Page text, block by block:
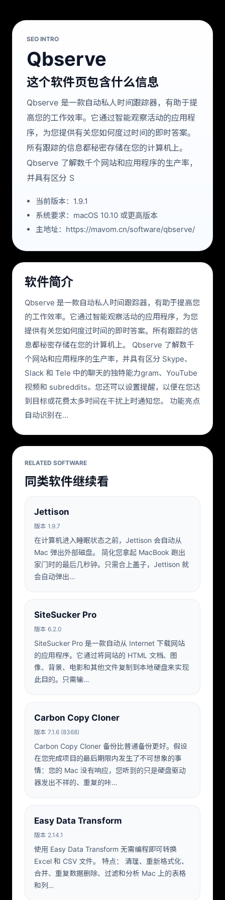
SEO INTRO
Qbserve
这个软件页包含什么信息
Qbserve 是一款自动私人时间跟踪器，有助于提
高您的工作效率。它通过智能观察活动的应用程
序，为您提供有关您如何度过时间的即时答案。
所有跟踪的信息都秘密存储在您的计算机上。
Qbserve 了解数千个网站和应用程序的生产率，
并具有区分 S
当前版本：1.9.1
系统要求：macOS 10.10 或更高版本
主地址：https://mavom.cn/software/qbserve/
软件简介
Qbserve 是一款自动私人时间跟踪器，有助于提高您
的工作效率。它通过智能观察活动的应用程序，为您
提供有关您如何度过时间的即时答案。所有跟踪的信
息都秘密存储在您的计算机上。 Qbserve 了解数千
个网站和应用程序的生产率，并具有区分 Skype、
Slack 和 Tele 中的聊天的独特能力gram、YouTube
视频和 subreddits。您还可以设置提醒，以便在您达
到目标或花费太多时间在干扰上时通知您。 功能亮点
自动识别在…
RELATED SOFTWARE
同类软件继续看
Jettison
版本 1.9.7
在计算机进入睡眠状态之前，Jettison 会自动从
Mac 弹出外部磁盘。 简化您拿起 MacBook 跑出
家门时的最后几秒钟。只需合上盖子，Jettison 就
会自动弹出…
SiteSucker Pro
版本 6.2.0
SiteSucker Pro 是一款自动从 Internet 下载网站
的应用程序。它通过将网站的 HTML 文档、图
像、背景、电影和其他文件复制到本地硬盘来实现
此目的。只需输…
Carbon Copy Cloner
版本 7.1.6 (8368)
Carbon Copy Cloner 备份比普通备份更好。假设
在您完成项目的最后期限内发生了不可想象的事
情：您的 Mac 没有响应，您听到的只是硬盘驱动
器发出不祥的、重复的咔…
Easy Data Transform
版本 2.14.1
使用 Easy Data Transform 无需编程即可转换
Excel 和 CSV 文件。 特点： 清理、重新格式化、
合并、重复数据删除、过滤和分析 Mac 上的表格
和列…